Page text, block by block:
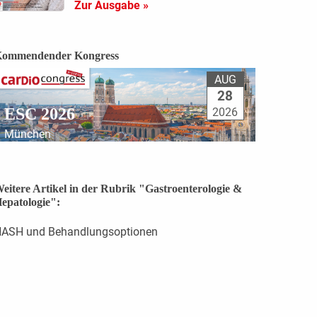
Zur Ausgabe »
Kongress
ESC 2026
München
AUG
28
2026
Artikel in der Rubrik "Gastroenterologie &
und Behandlungsoptionen